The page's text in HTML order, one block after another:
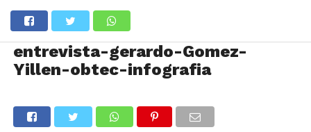
entrevista-gerardo-Gomez-
Yillen-obtec-infografia